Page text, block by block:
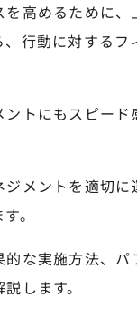
高めるために、
行動に対するフ
トにもスピード
メントを適切に
。
な実施方法、パ
します。